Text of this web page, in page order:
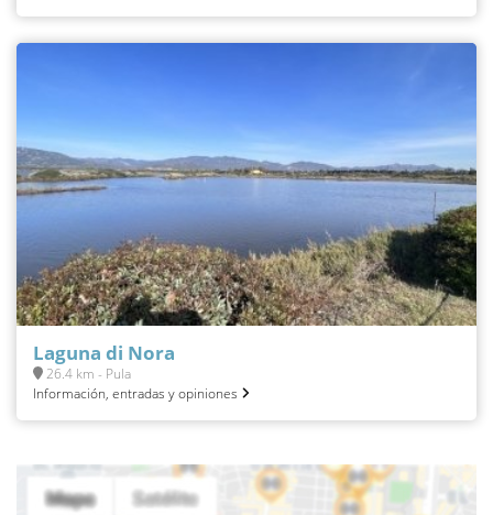
Laguna di Nora
26.4 km - Pula
Información, entradas y opiniones